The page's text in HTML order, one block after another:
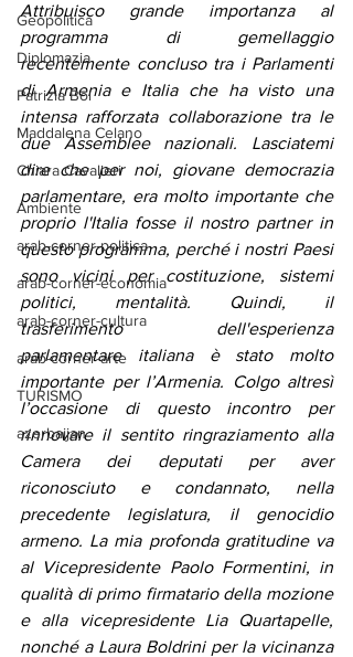
Geopolitica
Diplomazia
Patrizia Boi
Maddalena Celano
Chiara Cavalieri
Ambiente
arab-corner-politica
arab-corner-economia
arab-corner-cultura
arab-corner-arte
TURISMO
azerbaijan
Attribuisco grande importanza al
programma di gemellaggio
recentemente concluso tra i Parlamenti
di Armenia e Italia che ha visto una
intensa rafforzata collaborazione tra le
due Assemblee nazionali. Lasciatemi
dire che per noi, giovane democrazia
parlamentare, era molto importante che
proprio l'Italia fosse il nostro partner in
questo programma, perché i nostri Paesi
sono vicini per costituzione, sistemi
politici, mentalità. Quindi, il
trasferimento dell'esperienza
parlamentare italiana è stato molto
importante per l’Armenia. Colgo altresì
l’occasione di questo incontro per
rinnovare il sentito ringraziamento alla
Camera dei deputati per aver
riconosciuto e condannato, nella
precedente legislatura, il genocidio
armeno. La mia profonda gratitudine va
al Vicepresidente Paolo Formentini, in
qualità di primo firmatario della mozione
e alla vicepresidente Lia Quartapelle,
nonché a Laura Boldrini per la vicinanza